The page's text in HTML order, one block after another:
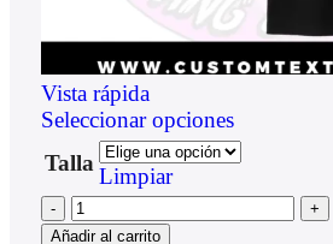
Vista rápida
Seleccionar opciones
Talla
Limpiar
Añadir al carrito